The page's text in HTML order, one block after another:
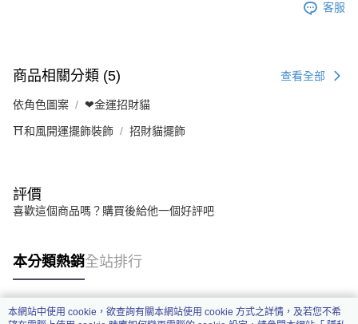
客服
商品相關分類 (5) 查看全部
依角色圖案 ❤金運招財貓
⛩️和風開運擺飾裝飾 招財貓擺飾
評價
喜歡這個商品嗎？購買後給他一個好評吧
本分類熱銷全站排行
本網站中使用 cookie，欲查詢有關本網站使用 cookie 方式之詳情，及若您不希